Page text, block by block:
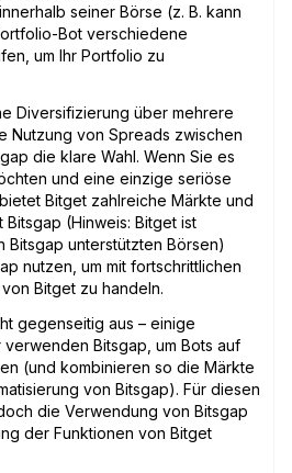
innerhalb seiner Börse (z. B. kann
Bot verschiedene
um Ihr Portfolio zu
Diversifizierung über mehrere
Nutzung von Spreads zwischen
die klare Wahl. Wenn Sie es
und eine einzige seriöse
Bitget zahlreiche Märkte und
(Hinweis: Bitget ist
Bitsgap unterstützten Börsen)
nutzen, um mit fortschrittlichen
Bitget zu handeln.
gegenseitig aus – einige
Bitsgap, um Bots auf
(und kombinieren so die Märkte
von Bitsgap). Für diesen
die Verwendung von Bitsgap
der Funktionen von Bitget